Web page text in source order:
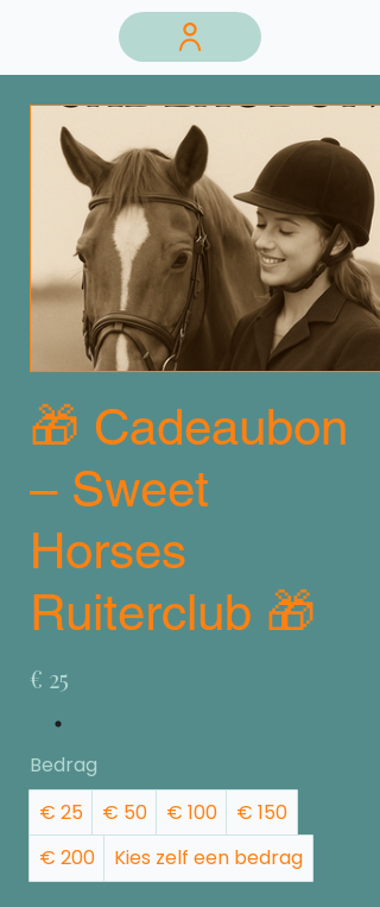
🎁 Cadeaubon
– Sweet
Horses
Ruiterclub 🎁
€ 25
Bedrag
€ 25
€ 50 € 100
€ 150
€ 200
Kies zelf een bedrag